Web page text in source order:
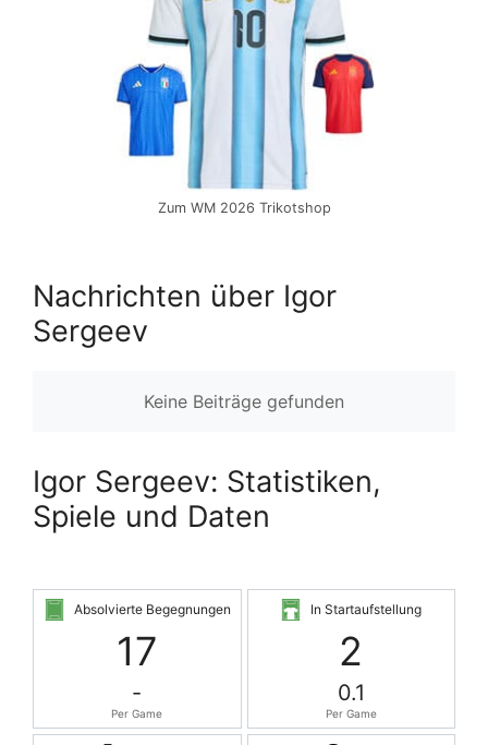
Zum WM 2026 Trikotshop
Nachrichten über Igor
Sergeev
Keine Beiträge gefunden
Igor Sergeev: Statistiken,
Spiele und Daten
Absolvierte Begegnungen
17
-
Per Game
In Startaufstellung
2
0.1
Per Game